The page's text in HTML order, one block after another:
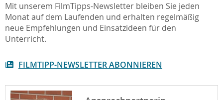
Mit unserem FilmTipps-Newsletter bleiben Sie jeden
Monat auf dem Laufenden und erhalten regelmäßig
neue Empfehlungen und Einsatzideen für den
Unterricht.
FILMTIPP-NEWSLETTER ABONNIEREN